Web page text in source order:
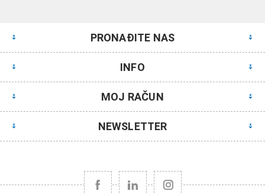
PRONAĐITE NAS
INFO
MOJ RAČUN
NEWSLETTER